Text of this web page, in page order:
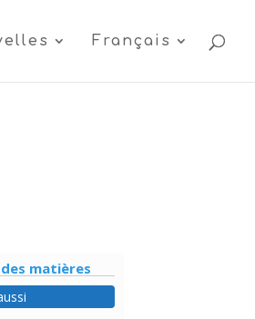
Français
matières